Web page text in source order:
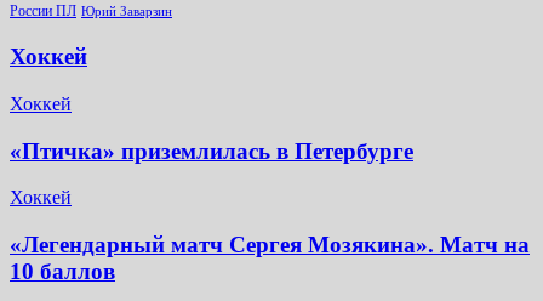
России ПЛ Юрий Заварзин
Хоккей
Хоккей
«Птичка» приземлилась в Петербурге
Хоккей
«Легендарный матч Сергея Мозякина». Матч на
10 баллов